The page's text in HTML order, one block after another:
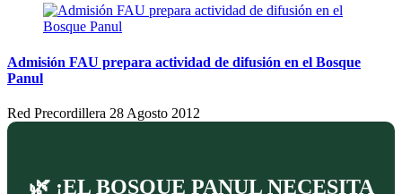
Admisión FAU prepara actividad de difusión en el Bosque
Panul
Red Precordillera 28 Agosto 2012
🌿 ¡EL BOSQUE PANUL NECESITA